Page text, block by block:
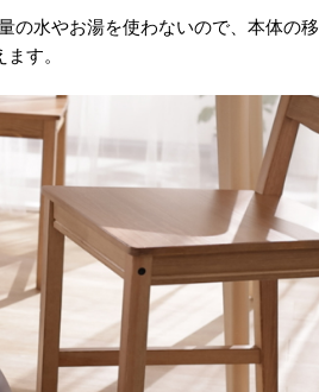
の水やお湯を使わないので、本体の移
す。